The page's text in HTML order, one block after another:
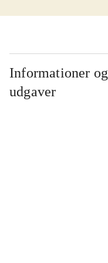
Informationer og
udgaver